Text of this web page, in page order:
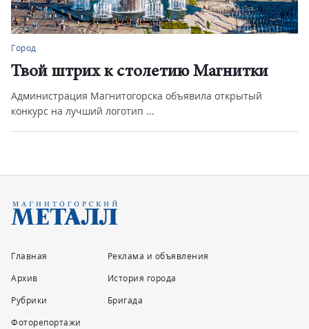
Город
Твой штрих к столетию Магнитки
Администрация Магнитогорска объявила открытый
конкурс на лучший логотип ...
Главная
Архив
Рубрики
Фоторепортажи
Реклама и объявления
История города
Бригада